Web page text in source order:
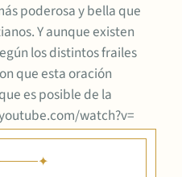
poderosa y bella que
Y aunque existen
los distintos frailes
que esta oración
es posible de la
watch?v=